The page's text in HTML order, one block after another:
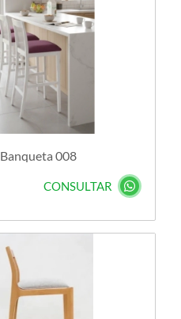
Banqueta 008
CONSULTAR